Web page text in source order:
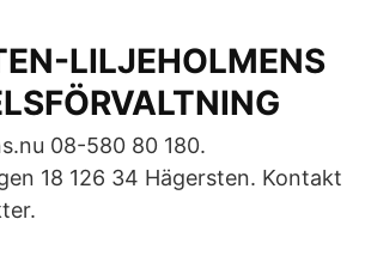
LILJEHOLMENS
08-580 80 180.
18 126 34 Hägersten. Kontakt